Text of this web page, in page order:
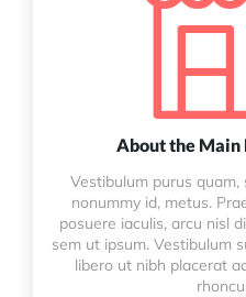
About the
Vestibulum purus quam,
nonummy id, metus.
posuere iaculis, arcu nisl
sem ut ipsum. Vestibulum
libero ut nibh placerat